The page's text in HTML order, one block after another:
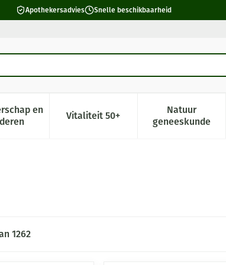
Apothekersadvies Snelle beschikbaarheid
en hygiëne categorie
voeding en vitamines categorie
en
Toon submenu voor Zwangerschap en kinderen
Vitaliteit 50+Toon submenu voor Vitaliteit
Natuur
geneeskunde
Toon
1262